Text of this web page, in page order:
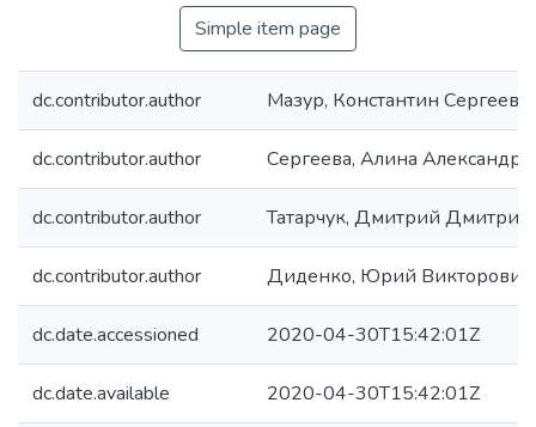
Simple item page
dc.contributor.author Мазур, Константин
dc.contributor.author Сергеева, Алина
dc.contributor.author Татарчук, Дмитрий
dc.contributor.author Диденко, Юрий Викторович
dc.date.accessioned 2020-04-30T15:42:01Z
dc.date.available 2020-04-30T15:42:01Z